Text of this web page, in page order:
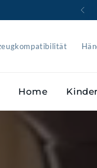
Home